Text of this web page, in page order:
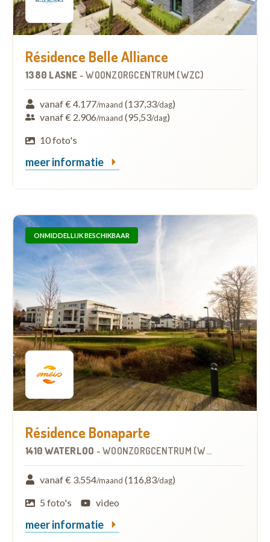
Résidence Belle Alliance
1380 LASNE -WOONZORGCENTRUM (WZC)
vanaf € 4.177/maand (137,33/dag)
vanaf € 2.906/maand (95,53/dag)
10 foto's
meer informatie
ONMIDDELLIJK BESCHIKBAAR
Résidence Bonaparte
1410 WATERLOO - WOONZORGCENTRUM (WZC)
vanaf € 3.554/maand (116,83/dag)
5 foto's
video
meer informatie